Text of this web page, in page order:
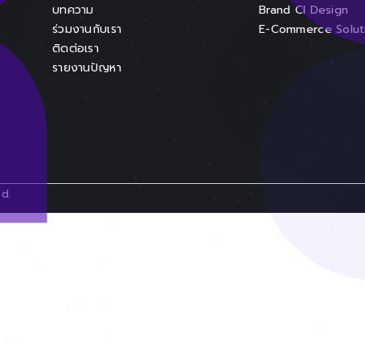
บทความ
ร่วมงานกับเรา
ติดต่อเรา
รายงานปัญหา
Brand CI Design
E-Commerce